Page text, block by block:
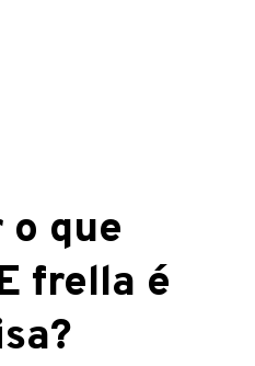
o que
frella é